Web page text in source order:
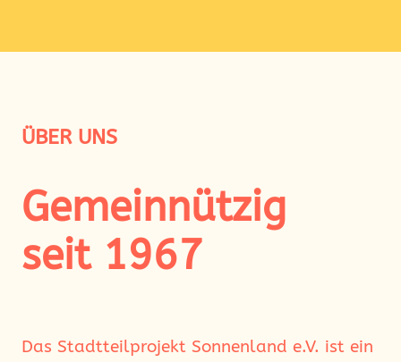
ÜBER UNS
Gemeinnützig
seit 1967
Das Stadtteilprojekt Sonnenland e.V. ist ein